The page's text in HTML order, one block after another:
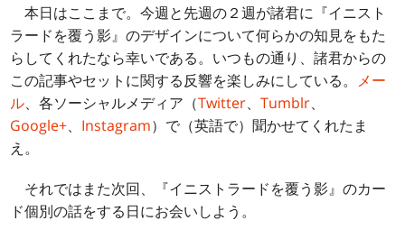
本日はここまで。今週と先週の２週が諸君に『イニスト
ラードを覆う影』のデザインについて何らかの知見をもた
らしてくれたなら幸いである。いつもの通り、諸君からの
この記事やセットに関する反響を楽しみにしている。 メー
ル、各ソーシャルメディア（Twitter、Tumblr、
Google+、 Instagram）で（英語で）聞かせてくれたま
え。
それではまた次回、『イニストラードを覆う影』のカー
ド個別の話をする日にお会いしよう。